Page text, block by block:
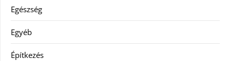
Egészség
Egyéb
Építkezés